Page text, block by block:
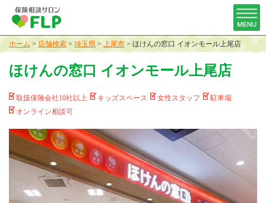
ホーム > 店舗検索 > 埼玉県 > 上尾市 > ほけんの窓口 イオンモール上尾店
ほけんの窓口 イオンモール上尾店
取扱保険会社10社以上 キッズスペース 女性スタッフ
駐車場
オンライン相談可